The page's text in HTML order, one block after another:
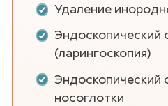
Удаление
Эндоскопический
(ларингоскопия)
Эндоскопический
носоглотки